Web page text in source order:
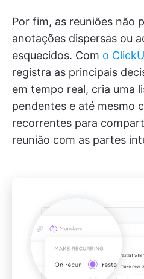
Por fim, as reuniões não
anotações dispersas ou
esquecidos. Com o
registra as principais
em tempo real, cria uma
pendentes e até mesmo
recorrentes para
reunião com as partes